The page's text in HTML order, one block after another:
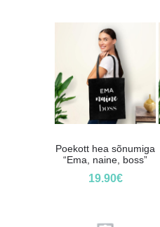
Poekott hea sõnumiga
“Ema, naine, boss”
19.90€